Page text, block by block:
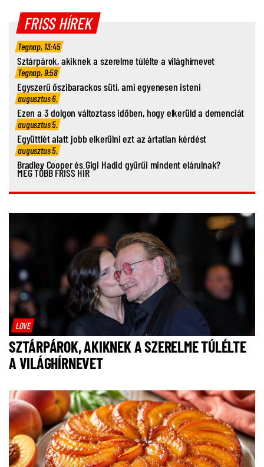
FRISS HÍREK
Tegnap, 13:45
Sztárpárok, akiknek a szerelme túlélte a világhírnevet
Tegnap, 9:58
Egyszerű őszibarackos süti, ami egyenesen isteni
augusztus 6.
Ezen a 3 dolgon változtass időben, hogy elkerüld a demenciát
augusztus 5.
Együttlét alatt jobb elkerülni ezt az ártatlan kérdést
augusztus 5.
Bradley Cooper és Gigi Hadid gyűrűi mindent elárulnak?
MÉG TÖBB FRISS HÍR
LOVE
SZTÁRPÁROK, AKIKNEK A SZERELME TÚLÉLTE
A VILÁGHÍRNEVET